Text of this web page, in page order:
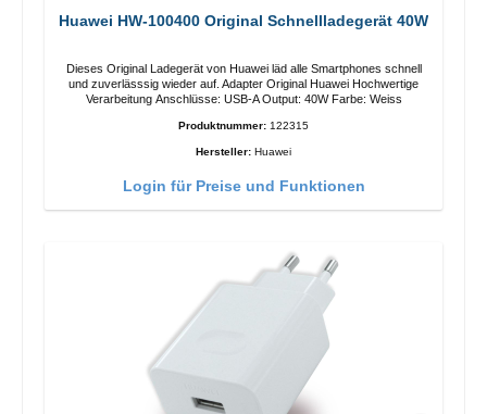
Huawei HW-100400 Original Schnellladegerät 40W
Dieses Original Ladegerät von Huawei läd alle Smartphones schnell
und zuverlässsig wieder auf. Adapter Original Huawei Hochwertige
Verarbeitung Anschlüsse: USB-A Output: 40W Farbe: Weiss
Produktnummer: 122315
Hersteller: Huawei
Login für Preise und Funktionen